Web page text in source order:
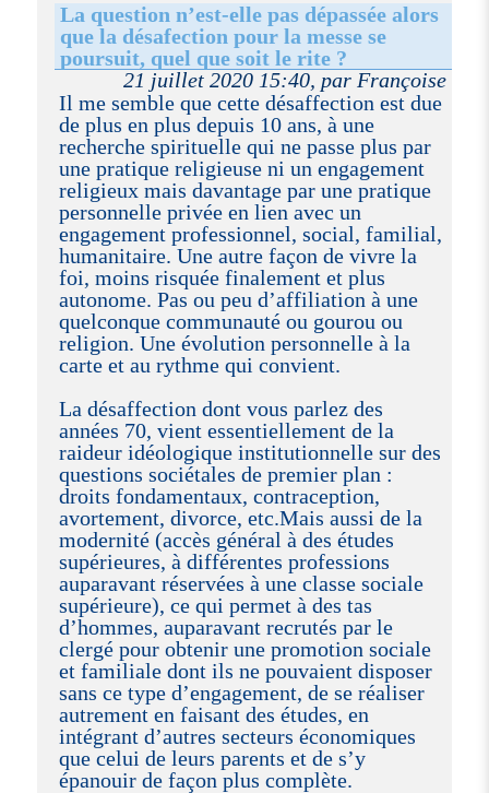
La question n’est-elle pas dépassée alors
que la désafection pour la messe se
poursuit, quel que soit le rite ?
21 juillet 2020 15:40, par Françoise
Il me semble que cette désaffection est due
de plus en plus depuis 10 ans, à une
recherche spirituelle qui ne passe plus par
une pratique religieuse ni un engagement
religieux mais davantage par une pratique
personnelle privée en lien avec un
engagement professionnel, social, familial,
humanitaire. Une autre façon de vivre la
foi, moins risquée finalement et plus
autonome. Pas ou peu d’affiliation à une
quelconque communauté ou gourou ou
religion. Une évolution personnelle à la
carte et au rythme qui convient.
La désaffection dont vous parlez des
années 70, vient essentiellement de la
raideur idéologique institutionnelle sur des
questions sociétales de premier plan :
droits fondamentaux, contraception,
avortement, divorce, etc.Mais aussi de la
modernité (accès général à des études
supérieures, à différentes professions
auparavant réservées à une classe sociale
supérieure), ce qui permet à des tas
d’hommes, auparavant recrutés par le
clergé pour obtenir une promotion sociale
et familiale dont ils ne pouvaient disposer
sans ce type d’engagement, de se réaliser
autrement en faisant des études, en
intégrant d’autres secteurs économiques
que celui de leurs parents et de s’y
épanouir de façon plus complète.